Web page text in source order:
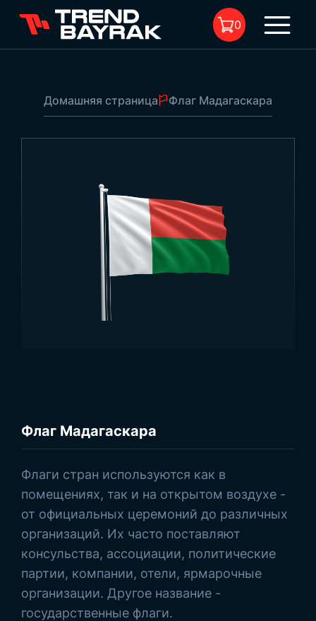
Флаг Мадагаскара
Тип ткани и печать:
0
Домашняя страница Флаг Мадагаскара
Флаг Мадагаскара
Флаги стран используются как в
помещениях, так и на открытом воздухе -
от официальных церемоний до различных
организаций. Их часто поставляют
консульства, ассоциации, политические
партии, компании, отели, ярмарочные
организации. Другое название -
государственные флаги.
Просмотреть товары